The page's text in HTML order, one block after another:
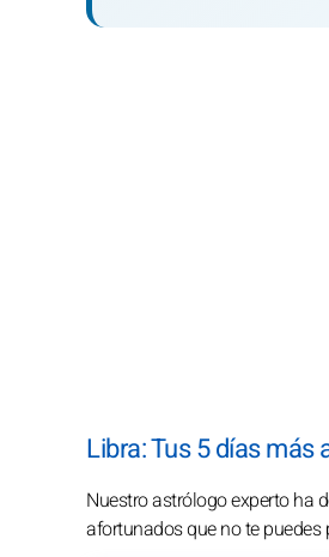
Libra: Tus 5 días
Nuestro astrólogo experto ha
afortunados que no te puedes